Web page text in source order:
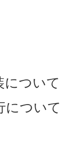
について
について